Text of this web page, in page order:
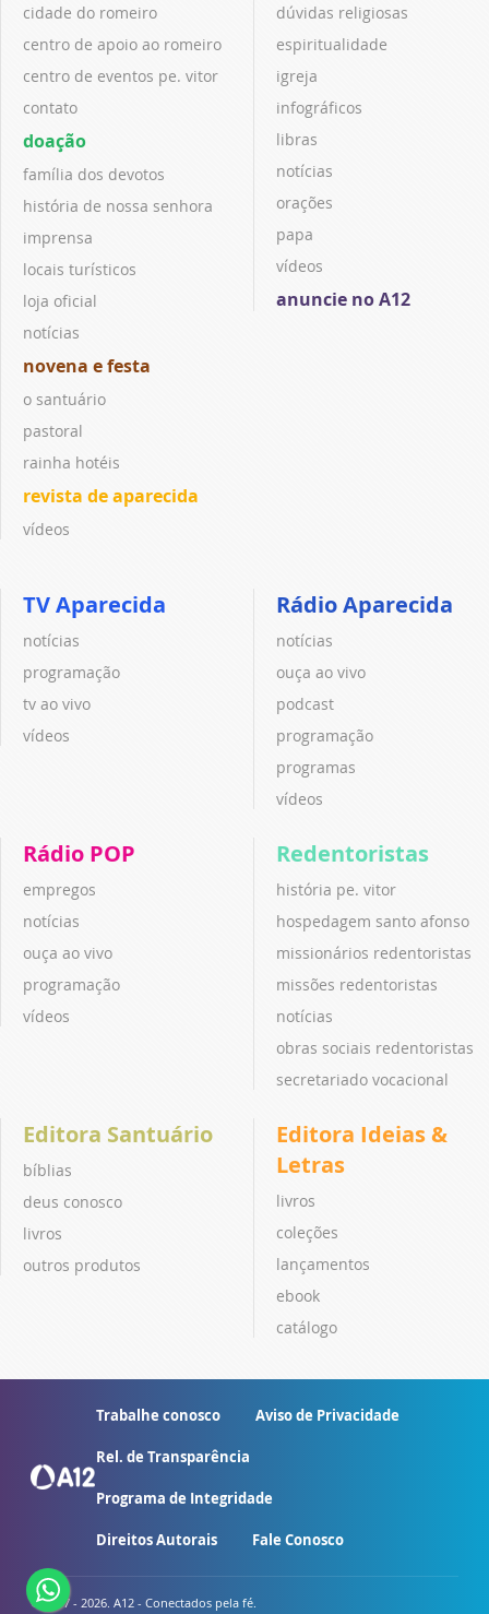
cidade do romeiro
centro de apoio ao romeiro
centro de eventos pe. vitor
contato
doação
família dos devotos
história de nossa senhora
imprensa
locais turísticos
loja oficial
notícias
novena e festa
o santuário
pastoral
rainha hotéis
revista de aparecida
vídeos
dúvidas religiosas
espiritualidade
igreja
infográficos
libras
notícias
orações
papa
vídeos
anuncie no A12
TV Aparecida
notícias
programação
tv ao vivo
vídeos
Rádio Aparecida
notícias
ouça ao vivo
podcast
programação
programas
vídeos
Rádio POP
empregos
notícias
ouça ao vivo
programação
vídeos
Redentoristas
história pe. vitor
hospedagem santo afonso
missionários redentoristas
missões redentoristas
notícias
obras sociais redentoristas
secretariado vocacional
Editora Santuário
bíblias
deus conosco
livros
outros produtos
Editora Ideias &
Letras
livros
coleções
lançamentos
ebook
catálogo
Trabalhe conosco Aviso de Privacidade
Rel. de Transparência
Programa de Integridade
Direitos Autorais Fale Conosco
© 2007 - 2026. A12 - Conectados pela fé.